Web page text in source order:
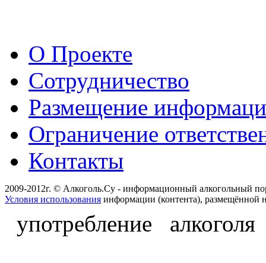
О Проекте
Сотрудничество
Размещение
Ограничение
Контакты
2009-2012г. © Алкоголь.Су - информационный алкогольный
Условия использования информации (контента), размещённой
употребление